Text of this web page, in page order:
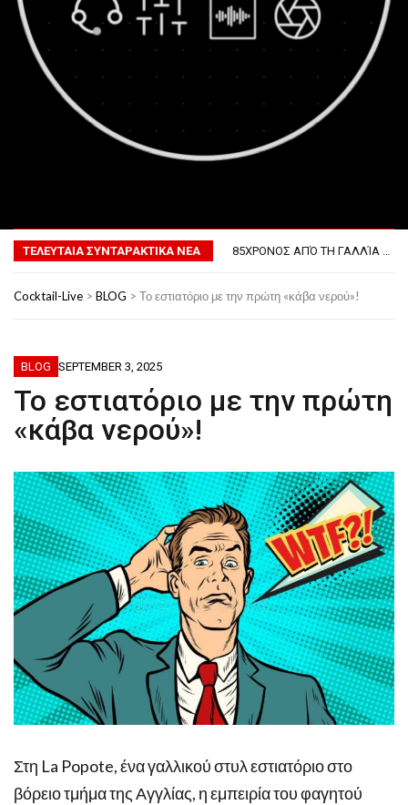
ΤΕΛΕΥΤΑΙΑ ΣΥΝΤΑΡΑΚΤΙΚΑ ΝΕΑ
85ΧΡΟΝΟΣ ΑΠΌ ΤΗ ΓΑΛΛΊΑ ΛΌΓΩ GPS ΚΑΤΈΛΗΞΕ ΣΤΗΝ… ΚΡΟΑΤΊΑ!
ΣΚΗΝΟΘΈΤΗΣΕ ΤΗΝ ΚΛΟΠΉ ΤΟΥ ΑΥΤΟΚΙΝΉΤΟΥ ΤΟΥ ΓΙΑ ΝΑ ΑΠΟΦΎΓΕΙ ΨΏΝΙΑ ΜΕ ΤΗ ΣΎΖΥΓΟ!
Cocktail-Live > BLOG > Το εστιατόριο με την πρώτη «κάβα νερού»!
BLOG SEPTEMBER 3, 2025
Το εστιατόριο με την πρώτη
«κάβα νερού»!
Στη La Popote, ένα γαλλικού στυλ εστιατόριο στο
βόρειο τμήμα της Αγγλίας, η εμπειρία του φαγητού